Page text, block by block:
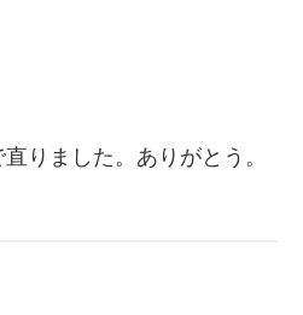
りました。ありがとう。